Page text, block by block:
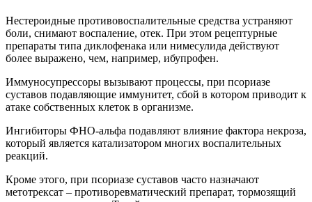
Нестероидные противовоспалительные средства устраняют
боли, снимают воспаление, отек. При этом рецептурные
препараты типа диклофенака или нимесулида действуют
более выражено, чем, например, ибупрофен.
Иммуносупрессоры вызывают процессы, при псориазе
суставов подавляющие иммунитет, сбой в котором приводит к
атаке собственных клеток в организме.
Ингибиторы ФНО-альфа подавляют влияние фактора некроза,
который является катализатором многих воспалительных
реакций.
Кроме этого, при псориазе суставов часто назначают
метотрексат – противоревматический препарат, тормозящий